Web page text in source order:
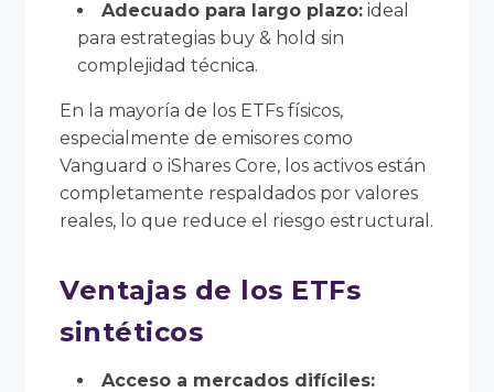
Adecuado para largo plazo: ideal
para estrategias buy & hold sin
complejidad técnica.
En la mayoría de los ETFs físicos,
especialmente de emisores como
Vanguard o iShares Core, los activos están
completamente respaldados por valores
reales, lo que reduce el riesgo estructural.
Ventajas de los ETFs
sintéticos
Acceso a mercados difíciles: